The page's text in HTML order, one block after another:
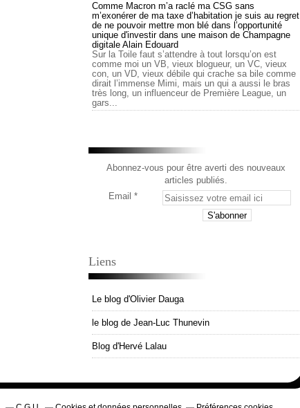
Comme Macron m’a raclé ma CSG sans
m’exonérer de ma taxe d’habitation je suis au regret
de ne pouvoir mettre mon blé dans l’opportunité
unique d'investir dans une maison de Champagne
digitale Alain Edouard
Sur la Toile faut s’attendre à tout lorsqu’on est
comme moi un VB, vieux blogueur, un VC, vieux
con, un VD, vieux débile qui crache sa bile comme
dirait l’immense Mimi, mais un qui a aussi le bras
très long, un influenceur de Première League, un
gars...
Abonnez-vous pour être averti des nouveaux
articles publiés.
Email
Liens
Le blog d'Olivier Dauga
le blog de Jean-Luc Thunevin
Blog d'Hervé Lalau